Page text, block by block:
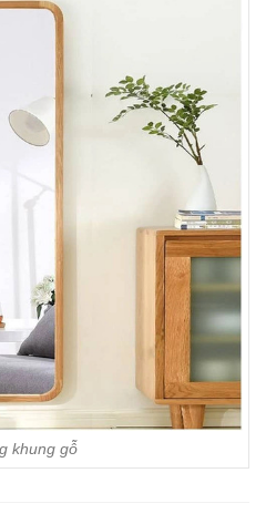
khung gỗ